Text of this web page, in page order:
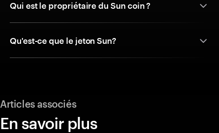
Qui est le propriétaire du Sun coin ?
Qu'est-ce que le jeton Sun?
Articles associés
En savoir plus